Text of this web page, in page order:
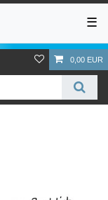
☰
0,00 EUR